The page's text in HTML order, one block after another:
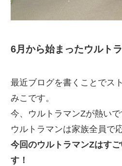
6月から始まったウルト
最近ブログを書くことでス
みこです。
今、ウルトラマンZが熱いで
ウルトラマンは家族全員で
今回のウルトラマンZはす
す！